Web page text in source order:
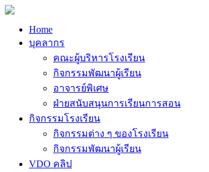
Home
บุคลากร
คณะผู้บริหารโรงเรียน
กิจกรรมพัฒนาผู้เรียน
อาจารย์พิเศษ
ฝ่ายสนับสนุนการเรียนการสอน
กิจกรรมโรงเรียน
กิจกรรมต่าง ๆ ของโรงเรียน
กิจกรรมพัฒนาผู้เรียน
VDO คลิป